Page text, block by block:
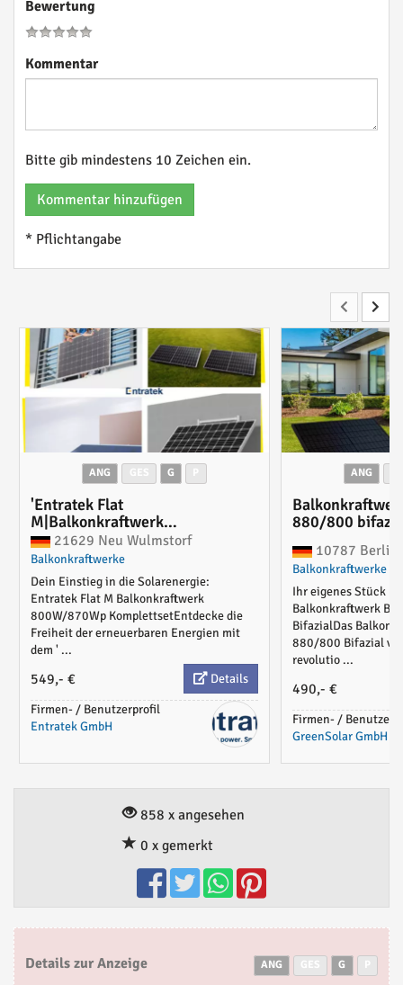
Bewertung
Kommentar
Bitte gib mindestens 10 Zeichen ein.
Kommentar hinzufügen
* Pflichtangabe
ANG G
'Entratek Flat
M|Balkonkraftwerk
800W/880Wp Komplettset|EZ1-
M&Suntech 440 Bifazial & 5m
Schukokabel'
21629 Neu Wulmstorf
Balkonkraftwerke
Dein Einstieg in die Solarenergie:
Entratek Flat M Balkonkraftwerk
800W/870Wp KomplettsetEntdecke die
Freiheit der erneuerbaren Energien mit
dem ' ...
549,- €
Details
Firmen- / Benutzerprofil
Entratek GmbH
ANG
880/800
10787 Berlin
Balkonkraftwerke
Ihr eigenes Stück
Balkonkraftwerk
BifazialDas
880/800 Bifazial
revolutio ...
490,- €
Firmen- /
GreenSolar GmbH
858 x angesehen
0 x gemerkt
Details zur Anzeige ANG G